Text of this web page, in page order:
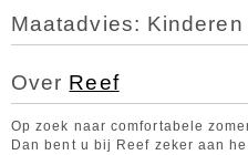
Maatadvies: Kinderen
Over Reef
Op zoek naar comfortabele
Dan bent u bij Reef zeker aan